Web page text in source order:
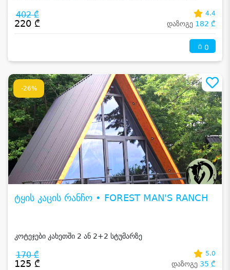
402 ₾
220 ₾
4.4
დაზოგე 182 ₾
0
-26%
ტყის კაცის რანჩო • FOREST MAN'S RANCH
კოტეჯები კახეთში 2 ან 2+2 სტუმარზე
170 ₾
125 ₾
5.0
დაზოგე 35 ₾